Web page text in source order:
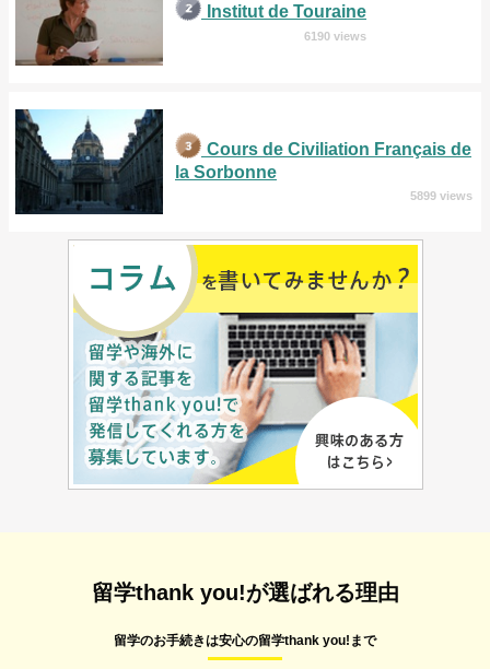
Institut de Touraine
6190 views
Cours de Civiliation Français de
la Sorbonne
5899 views
留学thank you!が選ばれる理由
留学のお手続きは安心の留学thank you!まで